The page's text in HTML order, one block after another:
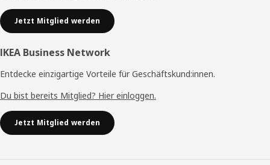
Jetzt Mitglied werden
IKEA Business Network
Entdecke einzigartige Vorteile für Geschäftskund:innen.
Du bist bereits Mitglied? Hier einloggen.
Jetzt Mitglied werden